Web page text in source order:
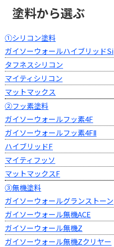
塗料から選ぶ
①シリコン塗料
ガイソーウォールハイブリッドSi
タフネスシリコン
マイティシリコン
マットマックス
②フッ素塗料
ガイソーウォールフッ素4F
ガイソーウォールフッ素4FⅡ
ハイブリッドF
マイティフッソ
マットマックスF
③無機塗料
ガイソーウォールグランストーン
ガイソーウォール無機ACE
ガイソーウォール無機Z
ガイソーウォール無機Zクリヤー